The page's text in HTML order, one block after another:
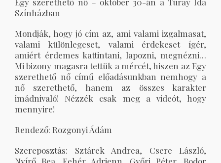
Színházban
Mondják, hogy jó cím az, ami valami izgalmasat,
valami különlegeset, valami érdekeset ígér,
amiért érdemes kattintani, lapozni, megnézni…
Mi bizony magasra tettük a mércét, hiszen az Egy
szerethető nő című előadásunkban nemhogy a
nő szerethető, hanem az összes karakter
imádnivaló! Nézzék csak meg a videót, hogy
mennyire!
Rendező: Rozgonyi Ádám
Szereposztás: Sztárek Andrea, Csere László,